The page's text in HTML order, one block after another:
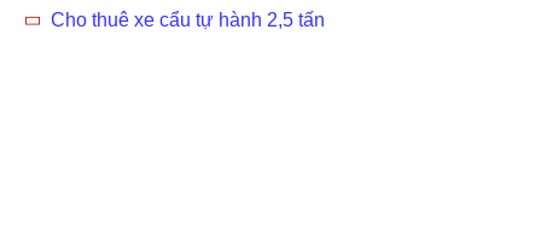
Cho thuê xe cẩu tự hành 2,5 tấn